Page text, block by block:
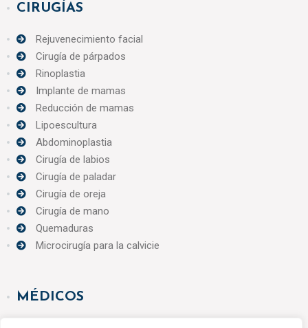
CIRUGÍAS
Rejuvenecimiento facial
Cirugía de párpados
Rinoplastia
Implante de mamas
Reducción de mamas
Lipoescultura
Abdominoplastia
Cirugía de labios
Cirugía de paladar
Cirugía de oreja
Cirugía de mano
Quemaduras
Microcirugía para la calvicie
MÉDICOS